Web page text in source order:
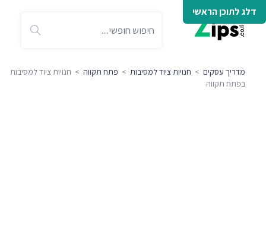
דלג לתוכן הראשי
מדריך עסקים > חנויות ציוד למסיבות > פתח תקווה > חנויות ציוד למסיבות
בפתח תקווה